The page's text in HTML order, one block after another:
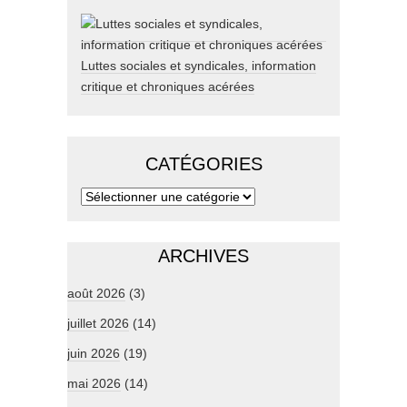
Luttes sociales et syndicales, information
critique et chroniques acérées
CATÉGORIES
ARCHIVES
août 2026 (3)
juillet 2026 (14)
juin 2026 (19)
mai 2026 (14)